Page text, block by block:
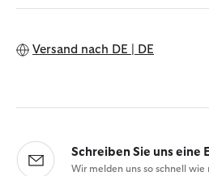
Versand nach DE | DE
Schreiben Sie uns eine
Wir melden uns so schnell